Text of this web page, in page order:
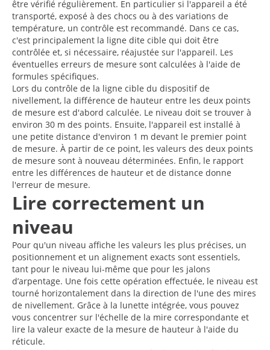
être vérifié régulièrement. En particulier si l'appareil a été
transporté, exposé à des chocs ou à des variations de
température, un contrôle est recommandé. Dans ce cas,
c'est principalement la ligne dite cible qui doit être
contrôlée et, si nécessaire, réajustée sur l'appareil. Les
éventuelles erreurs de mesure sont calculées à l'aide de
formules spécifiques.
Lors du contrôle de la ligne cible du dispositif de
nivellement, la différence de hauteur entre les deux points
de mesure est d'abord calculée. Le niveau doit se trouver à
environ 30 m des points. Ensuite, l'appareil est installé à
une petite distance d'environ 1 m devant le premier point
de mesure. À partir de ce point, les valeurs des deux points
de mesure sont à nouveau déterminées. Enfin, le rapport
entre les différences de hauteur et de distance donne
l'erreur de mesure.
Lire correctement un
niveau
Pour qu'un niveau affiche les valeurs les plus précises, un
positionnement et un alignement exacts sont essentiels,
tant pour le niveau lui-même que pour les jalons
d’arpentage. Une fois cette opération effectuée, le niveau est
tourné horizontalement dans la direction de l'une des mires
de nivellement. Grâce à la lunette intégrée, vous pouvez
vous concentrer sur l'échelle de la mire correspondante et
lire la valeur exacte de la mesure de hauteur à l'aide du
réticule.